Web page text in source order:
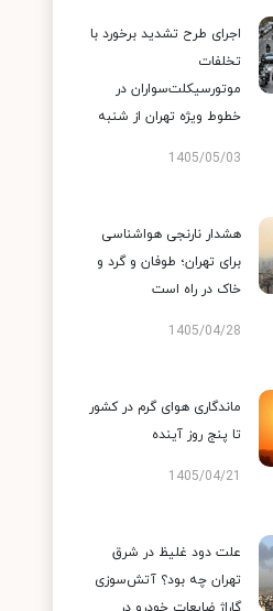
اجرای طرح تشدید برخورد با
تخلفات
موتورسیکلت‌سواران در
خطوط ویژه تهران از شنبه
1405/05/03
هشدار نارنجی هواشناسی
برای تهران؛ طوفان و گرد و
خاک در راه است
1405/04/28
ماندگاری هوای گرم در کشور
تا پنج روز آینده
1405/04/21
علت دود غلیظ در شرق
تهران چه بود؟ آتش‌سوزی